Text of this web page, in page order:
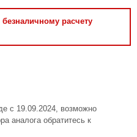
расчету
с 19.09.2024, возможно
аналога обратитесь к